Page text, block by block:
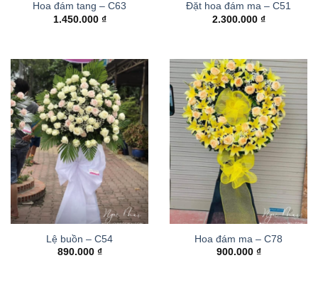
Hoa đám tang – C63
1.450.000 ₫
Đặt hoa đám ma – C51
2.300.000 ₫
Lệ buồn – C54
890.000 ₫
Hoa đám ma – C78
900.000 ₫